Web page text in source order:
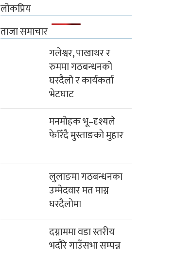
लोकप्रिय
ताजा समाचार
गलेश्वर, पाखाथर र
रुममा गठबन्धनको
घरदैलो र कार्यकर्ता
भेटघाट
मनमोहक भू–दृश्यले
फेरिँदै मुस्ताङको मुहार
लुलाङमा गठबन्धनका
उम्मेदवार मत माग्न
घरदैलोमा
दग्नाममा वडा स्तरीय
भदौरे गाउँसभा सम्पन्न